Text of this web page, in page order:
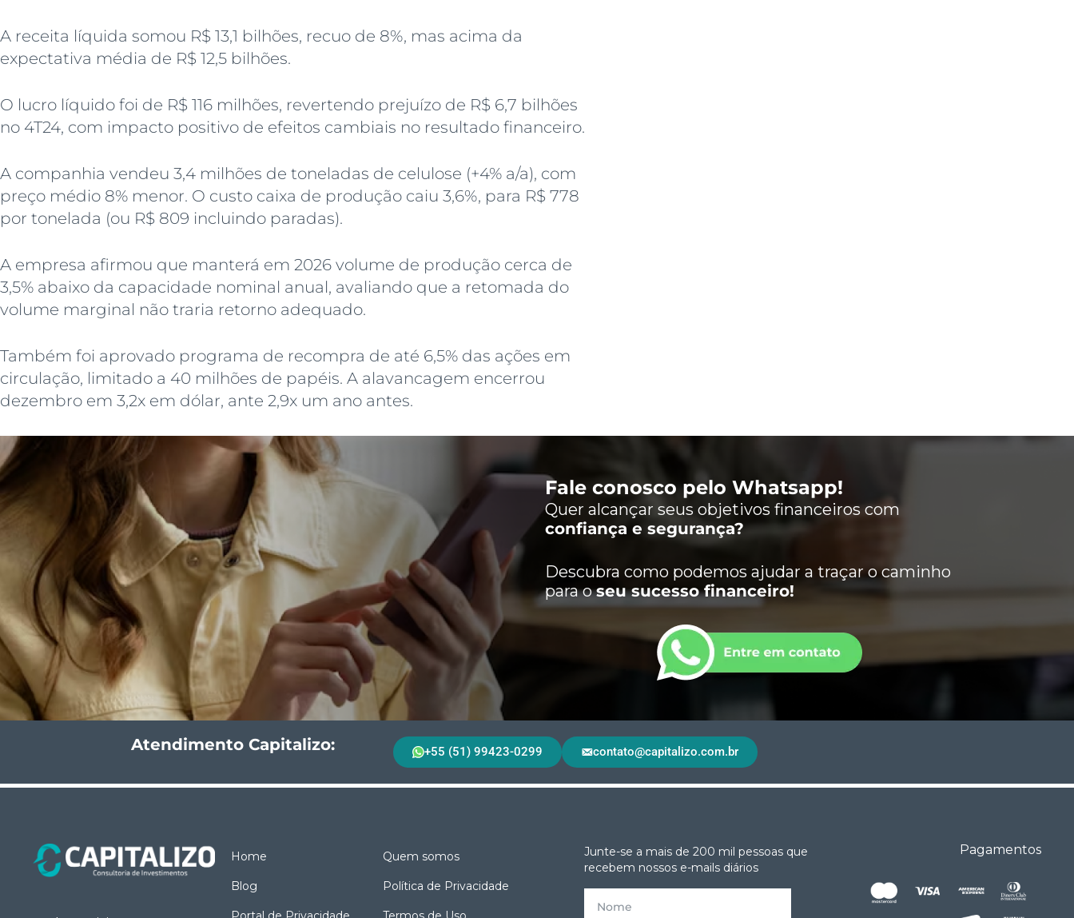
A receita líquida somou R$ 13,1 bilhões, recuo de 8%, mas acima da
expectativa média de R$ 12,5 bilhões.
O lucro líquido foi de R$ 116 milhões, revertendo prejuízo de R$ 6,7 bilhões
no 4T24, com impacto positivo de efeitos cambiais no resultado financeiro.
A companhia vendeu 3,4 milhões de toneladas de celulose (+4% a/a), com
preço médio 8% menor. O custo caixa de produção caiu 3,6%, para R$ 778
por tonelada (ou R$ 809 incluindo paradas).
A empresa afirmou que manterá em 2026 volume de produção cerca de
3,5% abaixo da capacidade nominal anual, avaliando que a retomada do
volume marginal não traria retorno adequado.
Também foi aprovado programa de recompra de até 6,5% das ações em
circulação, limitado a 40 milhões de papéis. A alavancagem encerrou
dezembro em 3,2x em dólar, ante 2,9x um ano antes.
Fale conosco pelo Whatsapp!
Quer alcançar seus objetivos financeiros com
confiança e segurança?
Descubra como podemos ajudar a traçar o caminho
para oseu sucesso financeiro!
Atendimento Capitalizo: +55 (51) 99423-0299 contato@capitalizo.com.br
Home Quem somos
Blog Política de Privacidade
Junte-se a mais de 200 mil pessoas que
recebem nossos e-mails diários
Pagamentos